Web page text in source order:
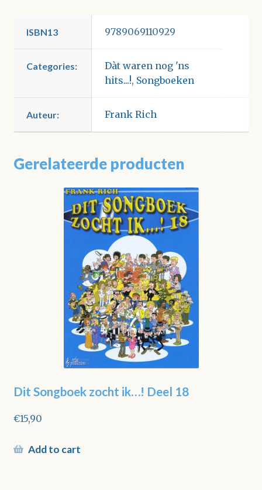
ISBN13 9789069110929
Categories:
Dàt waren nog 'ns
hits...!, Songboeken
Auteur: Frank Rich
Gerelateerde producten
Dit Songboek zocht ik…! Deel 18
€15,90
Add to cart